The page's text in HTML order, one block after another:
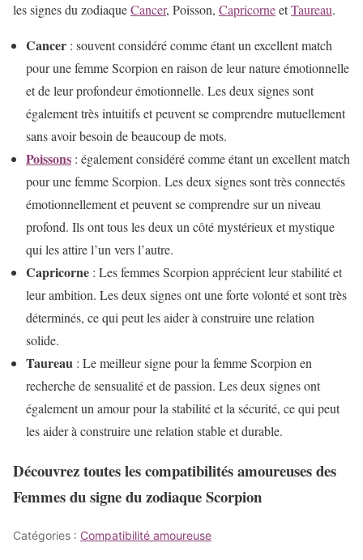
les signes du zodiaqueCancer, Poisson, CapricorneetTaureau.
Cancer : souvent considéré comme étant un excellent match
pour une femme Scorpion en raison de leur nature émotionnelle
et de leur profondeur émotionnelle. Les deux signes sont
également très intuitifs et peuvent se comprendre mutuellement
sans avoir besoin de beaucoup de mots.
Poissons : également considéré comme étant un excellent match
pour une femme Scorpion. Les deux signes sont très connectés
émotionnellement et peuvent se comprendre sur un niveau
profond. Ils ont tous les deux un côté mystérieux et mystique
qui les attire l’un vers l’autre.
Capricorne : Les femmes Scorpion apprécient leur stabilité et
leur ambition. Les deux signes ont une forte volonté et sont très
déterminés, ce qui peut les aider à construire une relation
solide.
Taureau : Le meilleur signe pour la femme Scorpion en
recherche de sensualité et de passion. Les deux signes ont
également un amour pour la stabilité et la sécurité, ce qui peut
les aider à construire une relation stable et durable.
Découvrez toutes les compatibilités amoureuses des
Femmes du signe du zodiaque Scorpion
Catégories : Compatibilité amoureuse